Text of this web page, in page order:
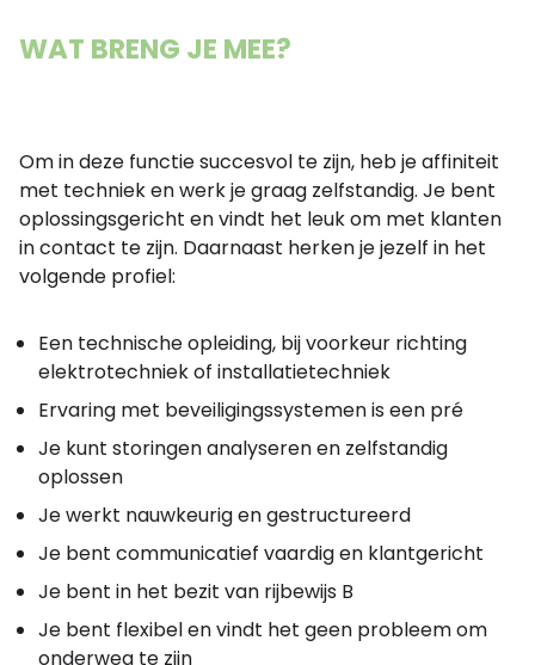
WAT BRENG JE MEE?
Om in deze functie succesvol te zijn, heb je affiniteit
met techniek en werk je graag zelfstandig. Je bent
oplossingsgericht en vindt het leuk om met klanten
in contact te zijn. Daarnaast herken je jezelf in het
volgende profiel:
Een technische opleiding, bij voorkeur richting
elektrotechniek of installatietechniek
Ervaring met beveiligingssystemen is een pré
Je kunt storingen analyseren en zelfstandig
oplossen
Je werkt nauwkeurig en gestructureerd
Je bent communicatief vaardig en klantgericht
Je bent in het bezit van rijbewijs B
Je bent flexibel en vindt het geen probleem om
onderweg te zijn